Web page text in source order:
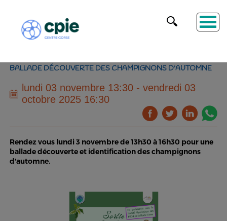
BALLADE DÉCOUVERTE DES CHAMPIGNONS D'AUTOMNE
lundi 03 novembre 13:30 - vendredi 03
octobre 2025 16:30
Rendez vous lundi 3 novembre de 13h30 à 16h30 pour une
ballade découverte et identification des champignons
d'automne.